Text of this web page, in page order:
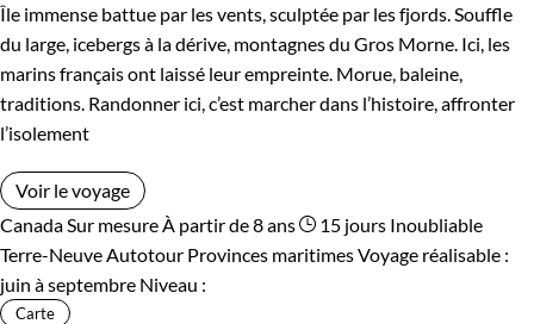
Île immense battue par les vents, sculptée par les fjords. Souffle
du large, icebergs à la dérive, montagnes du Gros Morne. Ici, les
marins français ont laissé leur empreinte. Morue, baleine,
traditions. Randonner ici, c’est marcher dans l’histoire, affronter
l’isolement
Voir le voyage
Canada Sur mesure À partir de 8 ans 15 jours Inoubliable
Terre-Neuve Autotour Provinces maritimesVoyage réalisable :
juin à septembre Niveau :
Carte